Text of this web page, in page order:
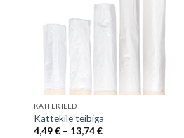
KATTEKILED
Kattekile teibiga
4,49€ – 13,74€Price